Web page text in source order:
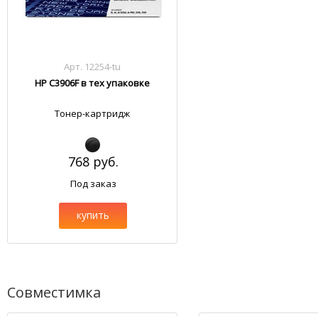
Арт. 12254-tu
HP C3906F в тех упаковке
Тонер-картридж
768 руб.
Под заказ
купить
Совместимка